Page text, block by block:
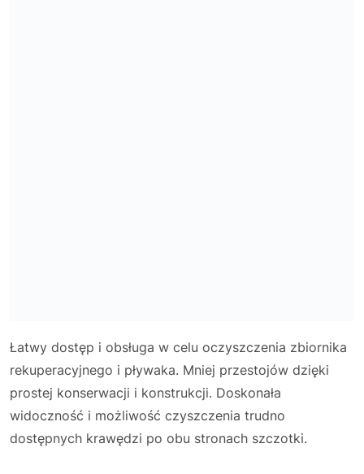
Łatwy dostęp i obsługa w celu oczyszczenia zbiornika
rekuperacyjnego i pływaka. Mniej przestojów dzięki
prostej konserwacji i konstrukcji. Doskonała
widoczność i możliwość czyszczenia trudno
dostępnych krawędzi po obu stronach szczotki.